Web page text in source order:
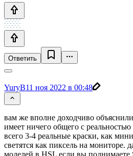
Ответить
YuryB11 ноя 2022 в 00:48
вам же вполне доходчиво
имеет ничего общего с
всего 3-4 реальные краски, как
светятся как пиксель на мониторе.
моделей в HSL если вы поднимаете